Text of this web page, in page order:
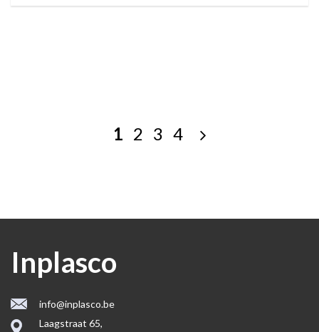
1 2 3 4
Inplasco
info@inplasco.be
Laagstraat 65,